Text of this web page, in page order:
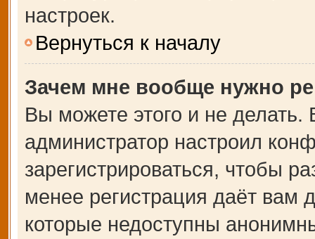
настроек.
Вернуться к началу
Зачем мне вообще нужно
Вы можете этого и не делать.
администратор настроил
зарегистрироваться, чтобы
менее регистрация даёт вам
которые недоступны